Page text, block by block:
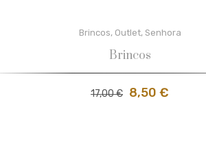
Brincos, Outlet, Senhora
Brincos
17,00€ 8,50 €